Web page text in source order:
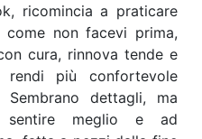
ricomincia a praticare
non facevi prima,
cura, rinnova tende e
più confortevole
dettagli, ma
sentire meglio e ad